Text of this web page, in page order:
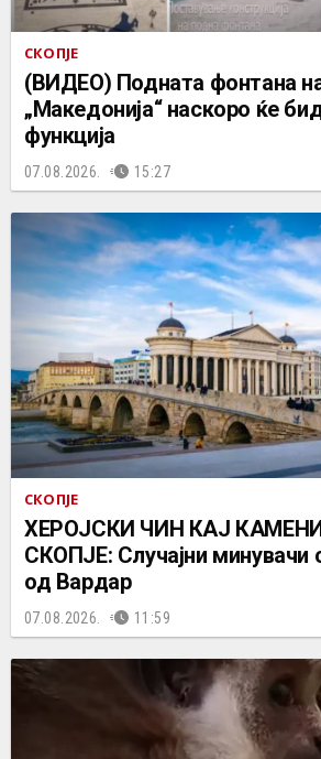
СКОПЈЕ
(ВИДЕО) Подната фонтана
„Македонија“ наскоро ќе
функција
07.08.2026. 15:27
СКОПЈЕ
ХЕРОЈСКИ ЧИН КАЈ
СКОПЈЕ: Случајни минувачи
од Вардар
07.08.2026. 11:59